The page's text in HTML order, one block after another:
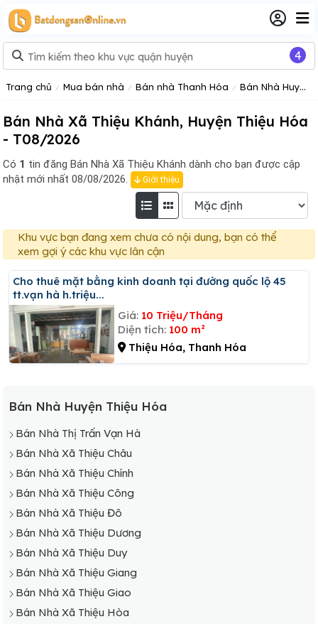
Trang chủ Mua bán nhà Bán nhà Thanh Hóa Bán Nhà Huyện Thiệu Hóa Tỉnh Thanh Hóa
Bán Nhà Xã Thiệu Khánh, Huyện Thiệu Hóa
- T08/2026
Có 1 tin đăng Bán Nhà Xã Thiệu Khánh dành cho bạn được cập
nhật mới nhất 08/08/2026.
Giới thiệu
Khu vực bạn đang xem chưa có nội dung, bạn có thể
xem gợi ý các khu vực lân cận
Cho thuê mặt bằng kinh doanh tại đường quốc lộ 45
tt.vạn hà h.triệu...
Giá: 10 Triệu/Tháng
Diện tích: 100 m²
Thiệu Hóa, Thanh Hóa
Bán Nhà Huyện Thiệu Hóa
Bán Nhà Thị Trấn Vạn Hà
Bán Nhà Xã Thiệu Châu
Bán Nhà Xã Thiệu Chính
Bán Nhà Xã Thiệu Công
Bán Nhà Xã Thiệu Đô
Bán Nhà Xã Thiệu Dương
Bán Nhà Xã Thiệu Duy
Bán Nhà Xã Thiệu Giang
Bán Nhà Xã Thiệu Giao
Bán Nhà Xã Thiệu Hòa
4